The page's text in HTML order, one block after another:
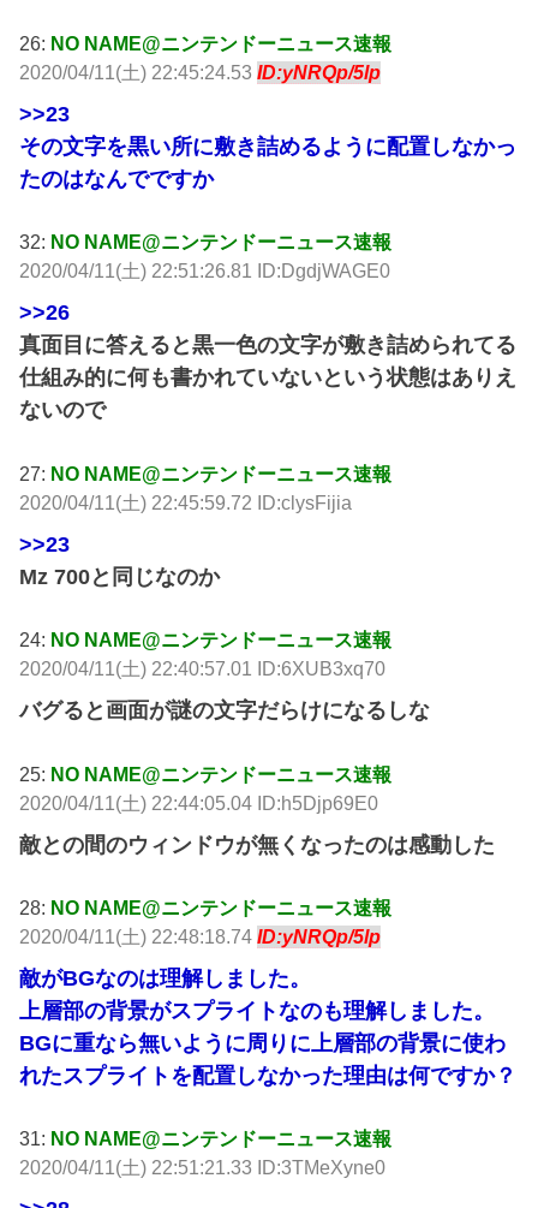
26: NO NAME@ニンテンドーニュース速報
2020/04/11(土) 22:45:24.53ID:yNRQp/5lp
>>23
その文字を黒い所に敷き詰めるように配置しなかっ
たのはなんでですか
32: NO NAME@ニンテンドーニュース速報
2020/04/11(土) 22:51:26.81 ID:DgdjWAGE0
>>26
真面目に答えると黒一色の文字が敷き詰められてる
仕組み的に何も書かれていないという状態はありえ
ないので
27: NO NAME@ニンテンドーニュース速報
2020/04/11(土) 22:45:59.72 ID:clysFijia
>>23
Mz 700と同じなのか
24: NO NAME@ニンテンドーニュース速報
2020/04/11(土) 22:40:57.01 ID:6XUB3xq70
バグると画面が謎の文字だらけになるしな
25: NO NAME@ニンテンドーニュース速報
2020/04/11(土) 22:44:05.04 ID:h5Djp69E0
敵との間のウィンドウが無くなったのは感動した
28: NO NAME@ニンテンドーニュース速報
2020/04/11(土) 22:48:18.74ID:yNRQp/5lp
敵がBGなのは理解しました。
上層部の背景がスプライトなのも理解しました。
BGに重なら無いように周りに上層部の背景に使わ
れたスプライトを配置しなかった理由は何ですか？
31: NO NAME@ニンテンドーニュース速報
2020/04/11(土) 22:51:21.33 ID:3TMeXyne0